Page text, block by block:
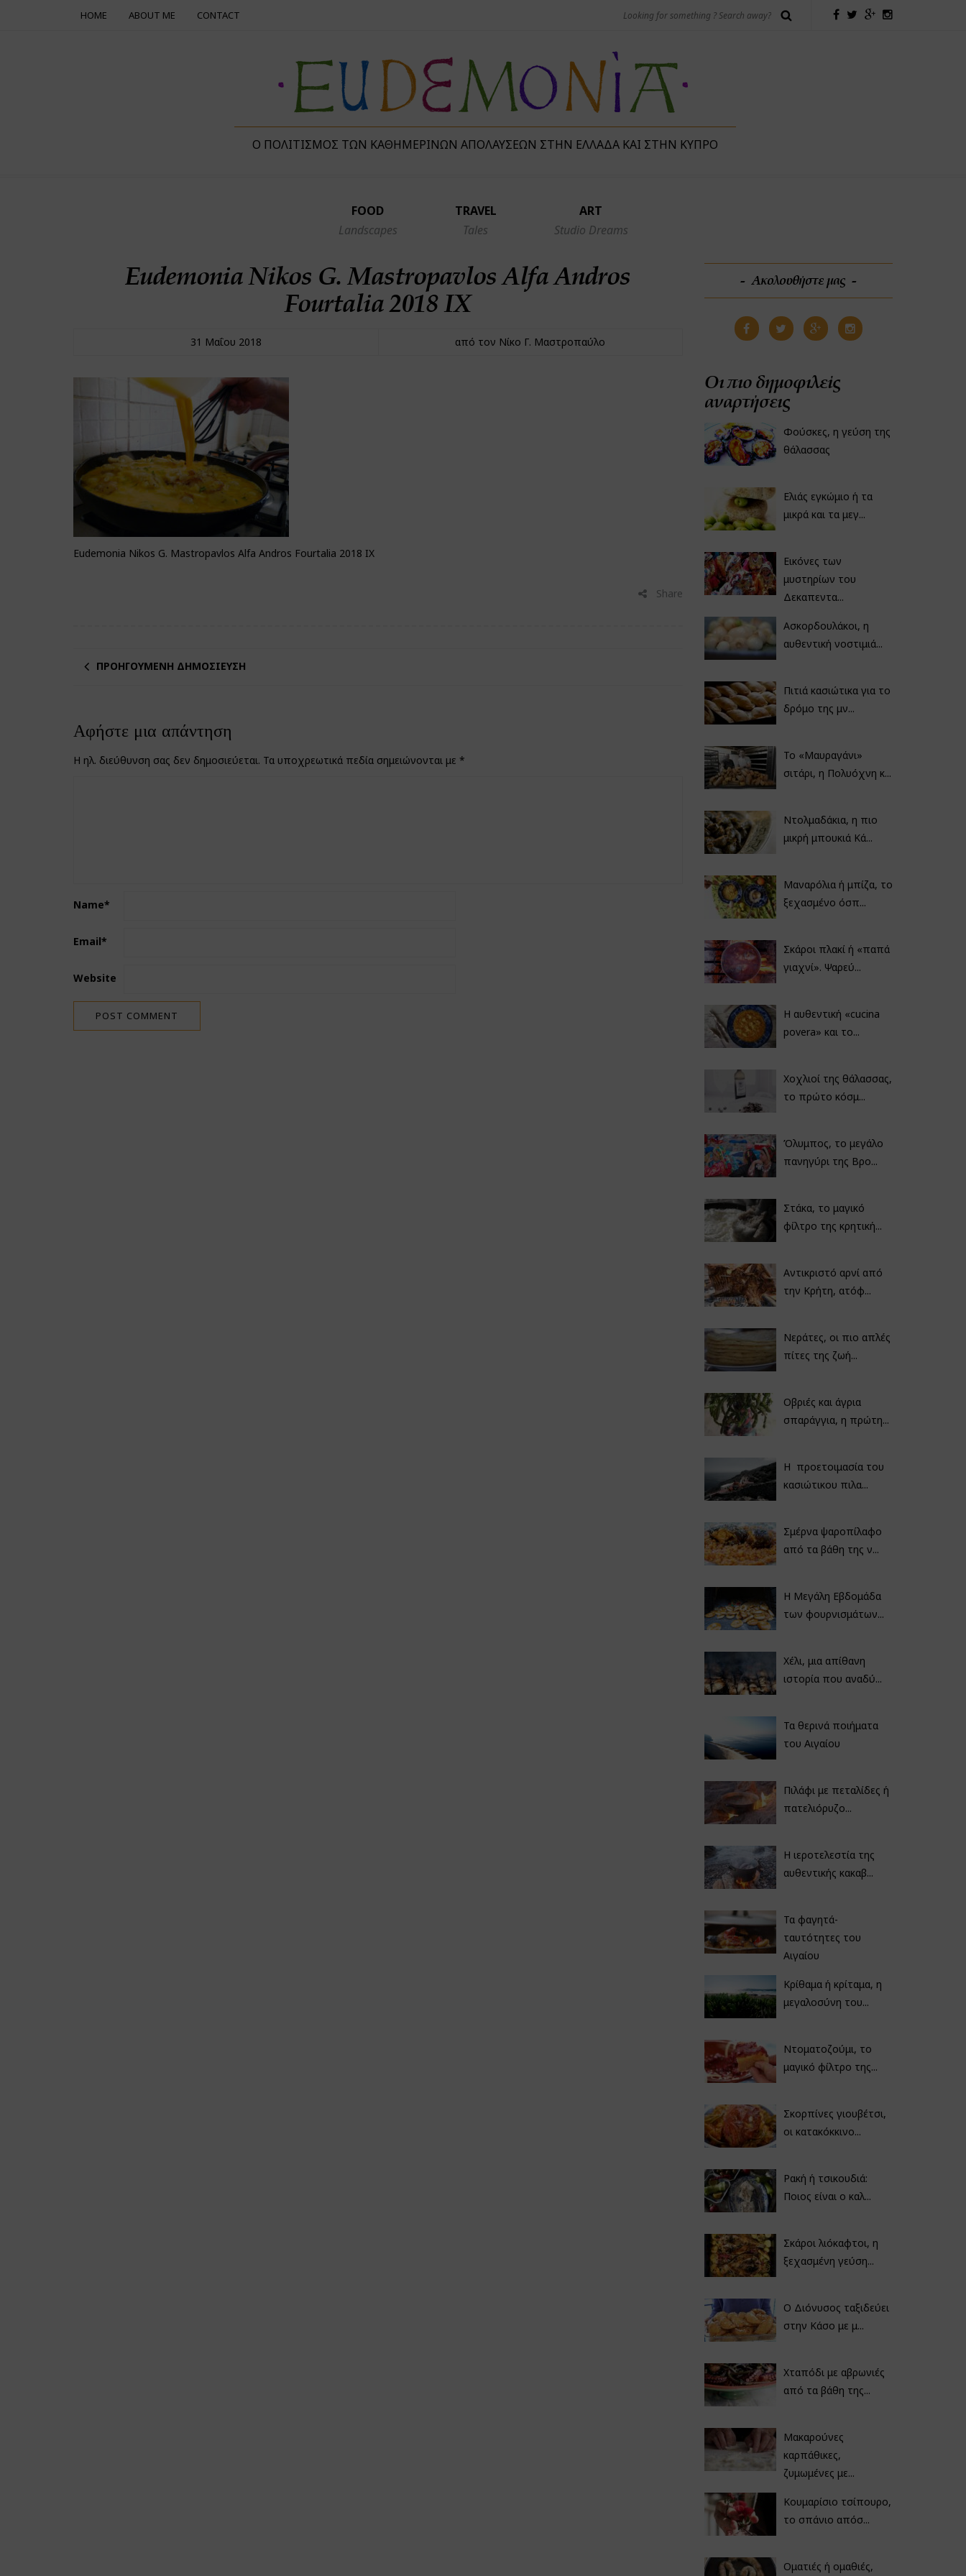
HOME ABOUT ME CONTACT
Ο ΠΟΛΙΤΙΣΜΌΣ ΤΩΝ ΚΑΘΗΜΕΡΙΝΏΝ ΑΠΟΛΑΎΣΕΩΝ ΣΤΗΝ ΕΛΛΆΔΑ ΚΑΙ ΣΤΗΝ ΚΎΠΡΟ
FOOD
Landscapes
TRAVEL
Tales
ART
Studio Dreams
Eudemonia Nikos G. Mastropavlos Alfa Andros
Fourtalia 2018 IX
31 Μαΐου 2018 από τον Νίκο Γ. Μαστροπαύλο
Eudemonia Nikos G. Mastropavlos Alfa Andros Fourtalia 2018 IX
Share
ΠΡΟΗΓΟΎΜΕΝΗ ΔΗΜΟΣΊΕΥΣΗ
Αφήστε μια απάντηση
Η ηλ. διεύθυνση σας δεν δημοσιεύεται. Τα υποχρεωτικά πεδία σημειώνονται με *
Name*
Email*
Website
Ακολουθήστε μας
Οι πιο δημοφιλείς
αναρτήσεις
Φούσκες, η γεύση της
θάλασσας
Ελιάς εγκώμιο ή τα
μικρά και τα μεγ...
Εικόνες των
μυστηρίων του
Δεκαπεντα...
Ασκορδουλάκοι, η
αυθεντική νοστιμιά...
Πιτιά κασιώτικα για το
δρόμο της μν...
Το «Μαυραγάνι»
σιτάρι, η Πολυόχνη κ...
Ντολμαδάκια, η πιο
μικρή μπουκιά Κά...
Μαναρόλια ή μπίζα, το
ξεχασμένο όσπ...
Σκάροι πλακί ή «παπά
γιαχνί». Ψαρεύ...
Η αυθεντική «cucina
povera» και το...
Χοχλιοί της θάλασσας,
το πρώτο κόσμ...
Όλυμπος, το μεγάλο
πανηγύρι της Βρο...
Στάκα, το μαγικό
φίλτρο της κρητική...
Αντικριστό αρνί από
την Κρήτη, ατόφ...
Νεράτες, οι πιο απλές
πίτες της ζωή...
Οβριές και άγρια
σπαράγγια, η πρώτη...
Η προετοιμασία του
κασιώτικου πιλα...
Σμέρνα ψαροπίλαφο
από τα βάθη της ν...
Η Μεγάλη Εβδομάδα
των φουρνισμάτων...
Χέλι, μια απίθανη
ιστορία που αναδύ...
Τα θερινά ποιήματα
του Αιγαίου
Πιλάφι με πεταλίδες ή
πατελιόρυζο...
Η ιεροτελεστία της
αυθεντικής κακαβ...
Τα φαγητά-
ταυτότητες του
Αιγαίου
Κρίθαμα ή κρίταμα, η
μεγαλοσύνη του...
Ντοματοζούμι, το
μαγικό φίλτρο της...
Σκορπίνες γιουβέτσι,
οι κατακόκκινο...
Ρακή ή τσικουδιά:
Ποιος είναι ο καλ...
Σκάροι λιόκαφτοι, η
ξεχασμένη γεύση...
Ο Διόνυσος ταξιδεύει
στην Κάσο με μ...
Χταπόδι με αβρωνιές
από τα βάθη της...
Μακαρούνες
καρπάθικες,
ζυμωμένες με...
Κουμαρίσιο τσίπουρο,
το σπάνιο απόσ...
Οματιές ή ομαθιές,